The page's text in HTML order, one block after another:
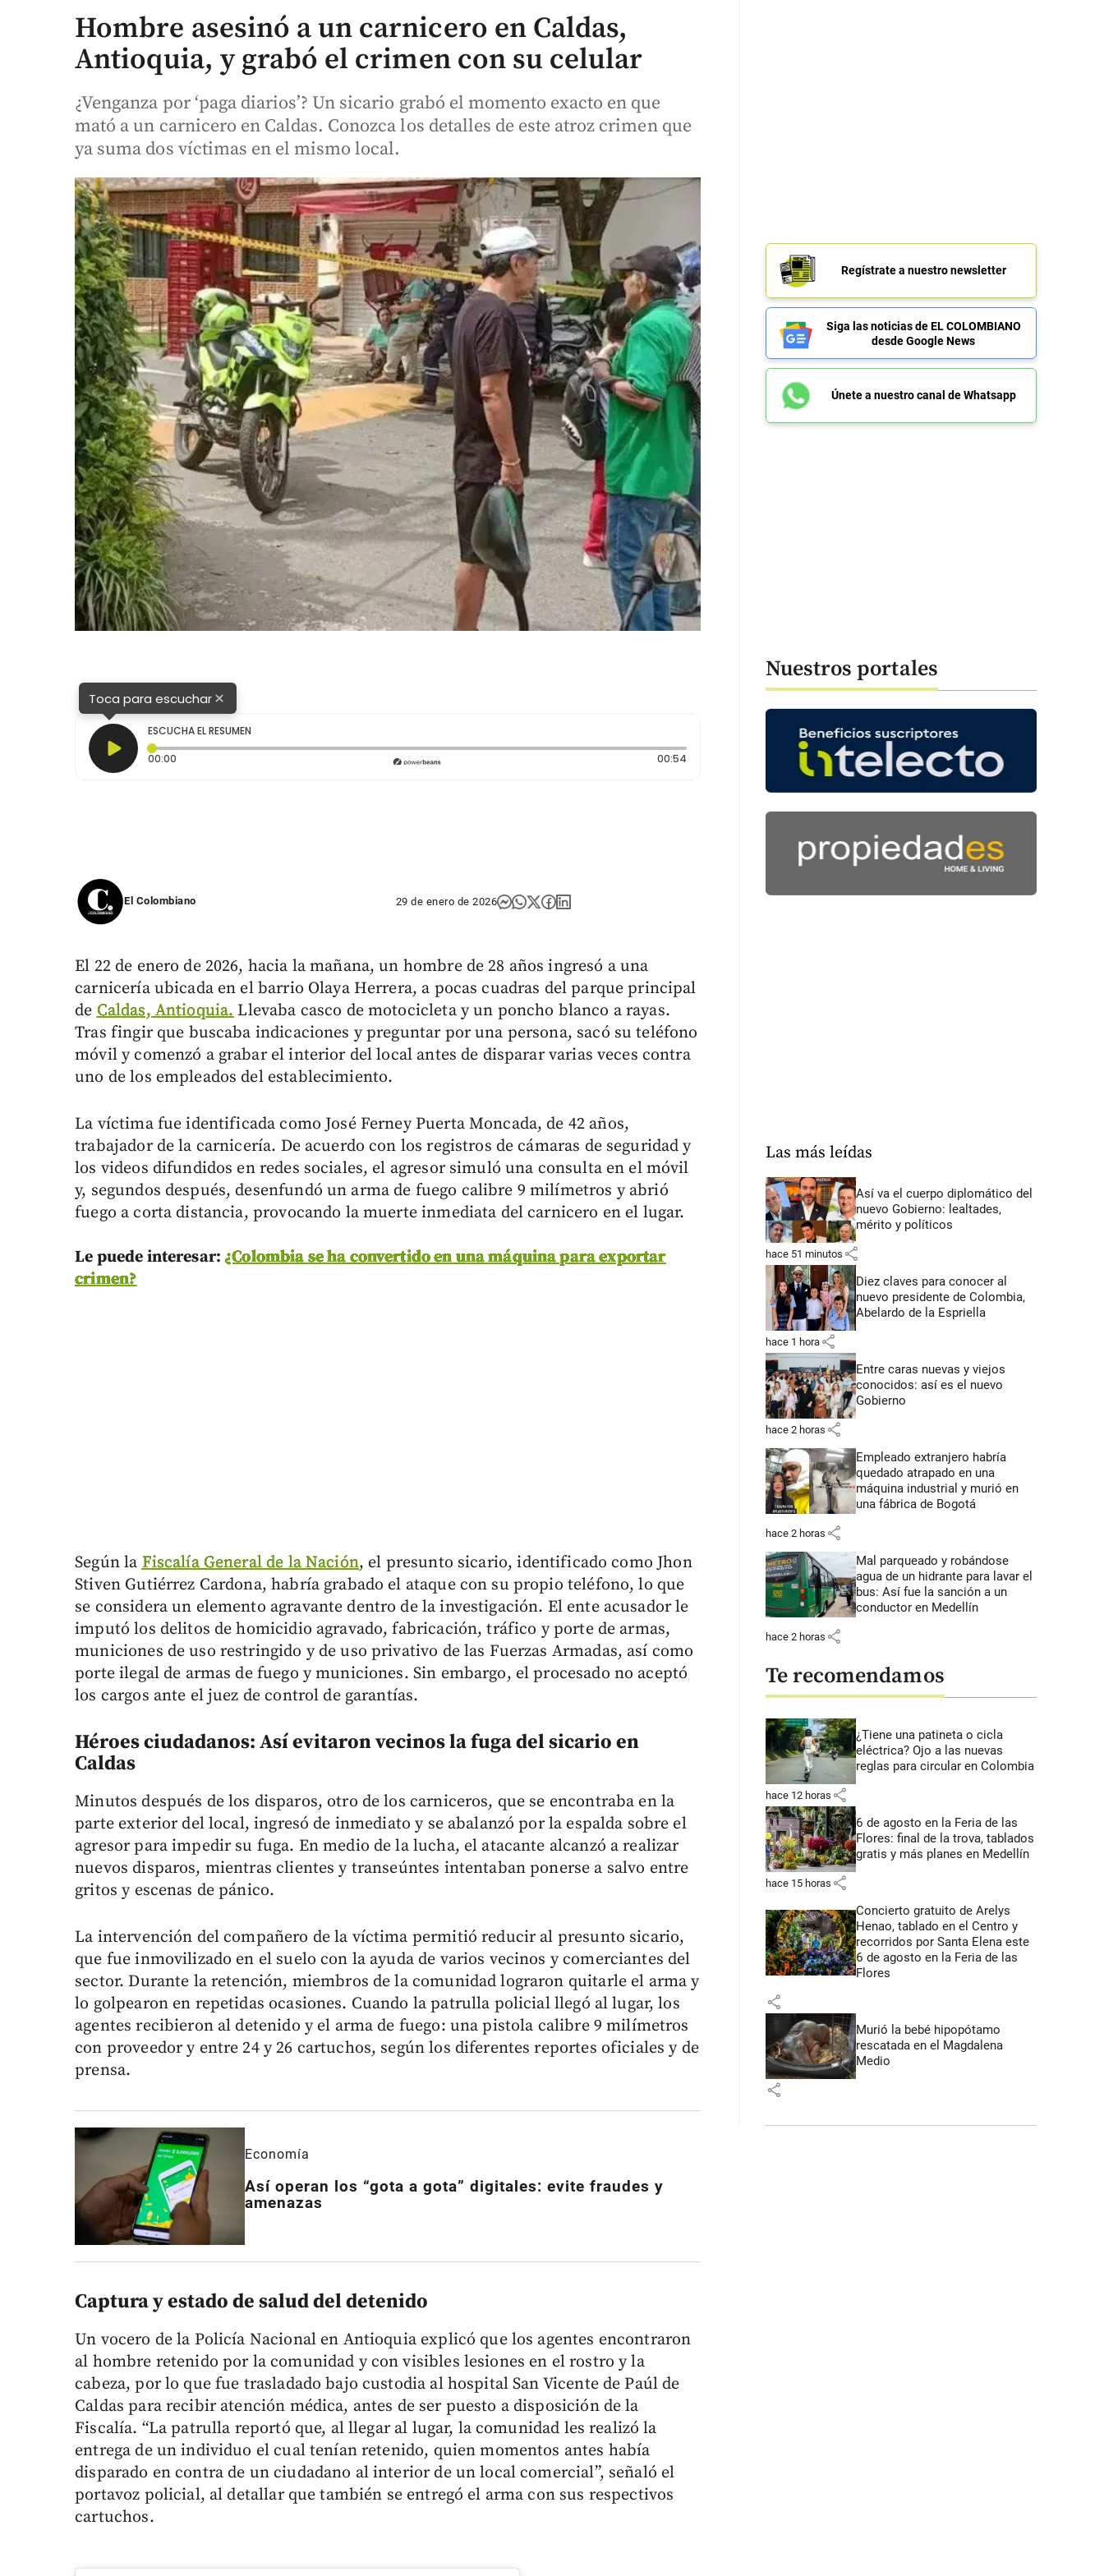
Hombre asesinó a un carnicero en Caldas,
Antioquia, y grabó el crimen con su celular
¿Venganza por ‘paga diarios’? Un sicario grabó el momento exacto en que
mató a un carnicero en Caldas. Conozca los detalles de este atroz crimen que
ya suma dos víctimas en el mismo local.
Toca para escuchar×
ESCUCHA EL RESUMEN
00:00
00:54Duración: 54 segundos
El Colombiano 29 de enero de 2026
El 22 de enero de 2026, hacia la mañana, un hombre de 28 años ingresó a una
carnicería ubicada en el barrio Olaya Herrera, a pocas cuadras del parque principal
deCaldas, Antioquia.Llevaba casco de motocicleta y un poncho blanco a rayas.
Tras fingir que buscaba indicaciones y preguntar por una persona, sacó su teléfono
móvil y comenzó a grabar el interior del local antes de disparar varias veces contra
uno de los empleados del establecimiento.
La víctima fue identificada como José Ferney Puerta Moncada, de 42 años,
trabajador de la carnicería. De acuerdo con los registros de cámaras de seguridad y
los videos difundidos en redes sociales, el agresor simuló una consulta en el móvil
y, segundos después, desenfundó un arma de fuego calibre 9 milímetros y abrió
fuego a corta distancia, provocando la muerte inmediata del carnicero en el lugar.
Le puede interesar: ¿Colombia se ha convertido en una máquina para exportar
crimen?
Según laFiscalía General de la Nación, el presunto sicario, identificado como Jhon
Stiven Gutiérrez Cardona, habría grabado el ataque con su propio teléfono, lo que
se considera un elemento agravante dentro de la investigación. El ente acusador le
imputó los delitos de homicidio agravado, fabricación, tráfico y porte de armas,
municiones de uso restringido y de uso privativo de las Fuerzas Armadas, así como
porte ilegal de armas de fuego y municiones. Sin embargo, el procesado no aceptó
los cargos ante el juez de control de garantías.
Héroes ciudadanos: Así evitaron vecinos la fuga del sicario en
Caldas
Minutos después de los disparos, otro de los carniceros, que se encontraba en la
parte exterior del local, ingresó de inmediato y se abalanzó por la espalda sobre el
agresor para impedir su fuga. En medio de la lucha, el atacante alcanzó a realizar
nuevos disparos, mientras clientes y transeúntes intentaban ponerse a salvo entre
gritos y escenas de pánico.
La intervención del compañero de la víctima permitió reducir al presunto sicario,
que fue inmovilizado en el suelo con la ayuda de varios vecinos y comerciantes del
sector. Durante la retención, miembros de la comunidad lograron quitarle el arma y
lo golpearon en repetidas ocasiones. Cuando la patrulla policial llegó al lugar, los
agentes recibieron al detenido y el arma de fuego: una pistola calibre 9 milímetros
con proveedor y entre 24 y 26 cartuchos, según los diferentes reportes oficiales y de
prensa.
Economía
Así operan los “gota a gota” digitales: evite fraudes y
amenazas
Captura y estado de salud del detenido
Un vocero de la Policía Nacional en Antioquia explicó que los agentes encontraron
al hombre retenido por la comunidad y con visibles lesiones en el rostro y la
cabeza, por lo que fue trasladado bajo custodia al hospital San Vicente de Paúl de
Caldas para recibir atención médica, antes de ser puesto a disposición de la
Fiscalía. “La patrulla reportó que, al llegar al lugar, la comunidad les realizó la
entrega de un individuo el cual tenían retenido, quien momentos antes había
disparado en contra de un ciudadano al interior de un local comercial”, señaló el
portavoz policial, al detallar que también se entregó el arma con sus respectivos
cartuchos.
Regístrate a nuestro newsletter
Siga las noticias de EL COLOMBIANO
desde Google News
Únete a nuestro canal de Whatsapp
Nuestros portales
Las más leídas
Así va el cuerpo diplomático del
nuevo Gobierno: lealtades,
mérito y políticos
hace 51 minutos share
Diez claves para conocer al
nuevo presidente de Colombia,
Abelardo de la Espriella
hace 1 hora share
Entre caras nuevas y viejos
conocidos: así es el nuevo
Gobierno
hace 2 horas share
Empleado extranjero habría
quedado atrapado en una
máquina industrial y murió en
una fábrica de Bogotá
hace 2 horas share
Mal parqueado y robándose
agua de un hidrante para lavar el
bus: Así fue la sanción a un
conductor en Medellín
hace 2 horas share
Te recomendamos
¿Tiene una patineta o cicla
eléctrica? Ojo a las nuevas
reglas para circular en Colombia
hace 12 horas share
6 de agosto en la Feria de las
Flores: final de la trova, tablados
gratis y más planes en Medellín
hace 15 horas share
Concierto gratuito de Arelys
Henao, tablado en el Centro y
recorridos por Santa Elena este
6 de agosto en la Feria de las
Flores
share
Murió la bebé hipopótamo
rescatada en el Magdalena
Medio
share